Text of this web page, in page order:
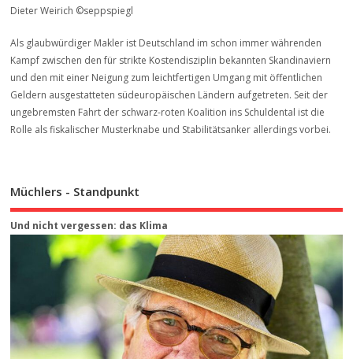
Dieter Weirich ©seppspiegl
Als glaubwürdiger Makler ist Deutschland im schon immer währenden
Kampf zwischen den für strikte Kostendisziplin bekannten Skandinaviern
und den mit einer Neigung zum leichtfertigen Umgang mit öffentlichen
Geldern ausgestatteten südeuropäischen Ländern aufgetreten. Seit der
ungebremsten Fahrt der schwarz-roten Koalition ins Schuldental ist die
Rolle als fiskalischer Musterknabe und Stabilitätsanker allerdings vorbei.
Müchlers - Standpunkt
Und nicht vergessen: das Klima